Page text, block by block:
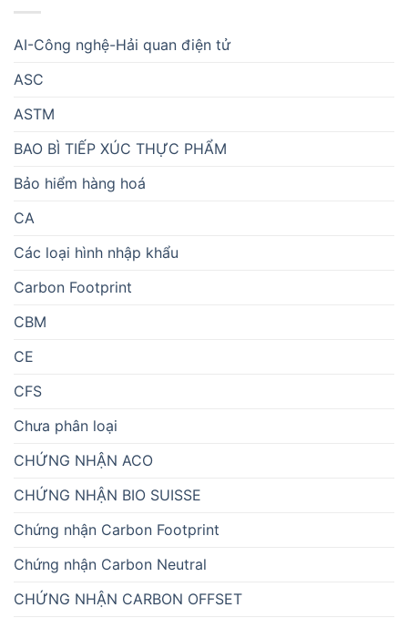
AI-Công nghệ-Hải quan điện tử
ASC
ASTM
BAO BÌ TIẾP XÚC THỰC PHẨM
Bảo hiểm hàng hoá
CA
Các loại hình nhập khẩu
Carbon Footprint
CBM
CE
CFS
Chưa phân loại
CHỨNG NHẬN ACO
CHỨNG NHẬN BIO SUISSE
Chứng nhận Carbon Footprint
Chứng nhận Carbon Neutral
CHỨNG NHẬN CARBON OFFSET